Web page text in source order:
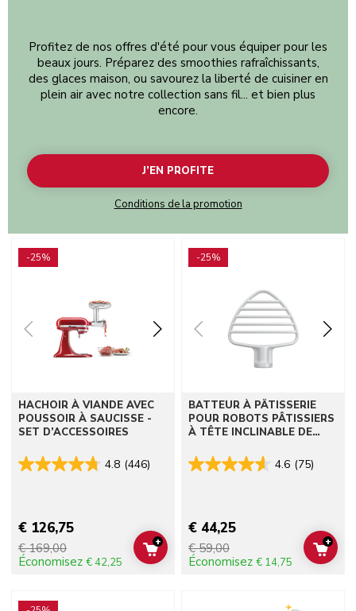
Profitez de nos offres d'été pour vous équiper pour les
beaux jours. Préparez des smoothies rafraîchissants,
des glaces maison, ou savourez la liberté de cuisiner en
plein air avec notre collection sans fil... et bien plus
encore.
J’EN PROFITE
Conditions de la promotion
-25%
HACHOIR À VIANDE AVEC
POUSSOIR À SAUCISSE -
SET D’ACCESSOIRES
4.8 (446)
€ 126,75
€ 169,00
Économisez € 42,25
ADD TO CART
+
-25%
BATTEUR À PÂTISSERIE
POUR ROBOTS PÂTISSIERS
À TÊTE INCLINABLE DE
4.6 (75)
€ 44,25
€ 59,00
Économisez € 14,75
ADD
+